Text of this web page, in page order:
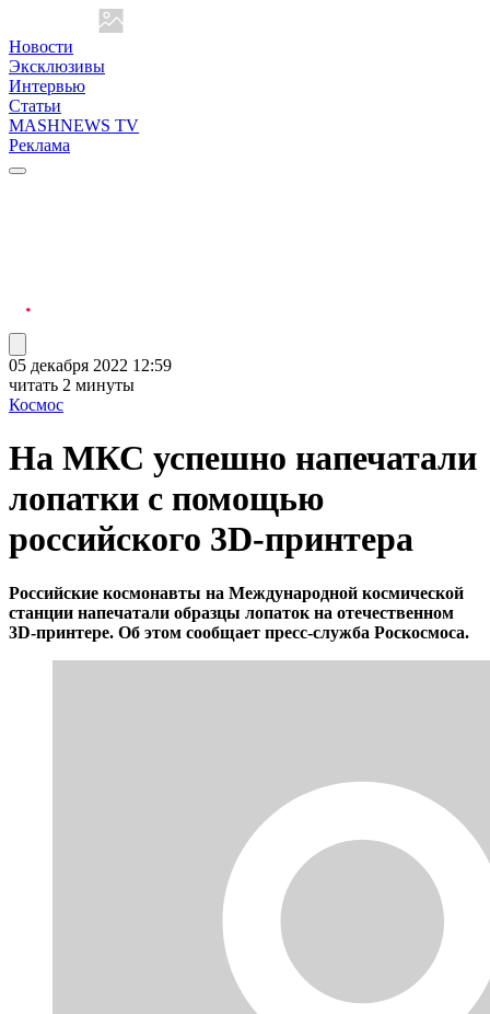
Новости
Эксклюзивы
Интервью
Статьи
MASHNEWS TV
Реклама
05 декабря 2022 12:59
читать 2 минуты
Космос
На МКС успешно напечатали
лопатки с помощью
российского 3D-принтера
Российские космонавты на Международной космической
станции напечатали образцы лопаток на отечественном
3D-принтерe. Об этом сообщает пресс-служба Роскосмоса.